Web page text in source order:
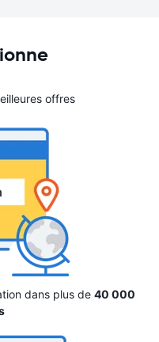
offres
dans plus de 40 000